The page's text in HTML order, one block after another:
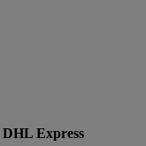
DHL Express